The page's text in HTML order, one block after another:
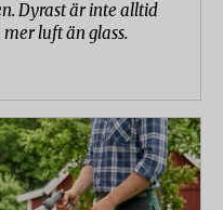
Dyrast är inte alltid
luft än glass.